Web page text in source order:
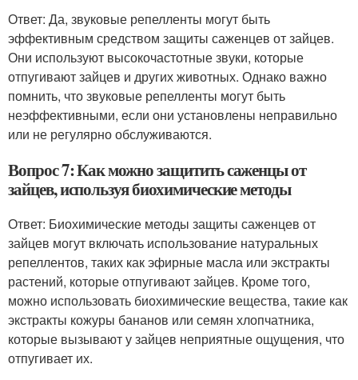
Ответ: Да, звуковые репелленты могут быть
эффективным средством защиты саженцев от зайцев.
Они используют высокочастотные звуки, которые
отпугивают зайцев и других животных. Однако важно
помнить, что звуковые репелленты могут быть
неэффективными, если они установлены неправильно
или не регулярно обслуживаются.
Вопрос 7: Как можно защитить саженцы от
зайцев, используя биохимические методы
Ответ: Биохимические методы защиты саженцев от
зайцев могут включать использование натуральных
репеллентов, таких как эфирные масла или экстракты
растений, которые отпугивают зайцев. Кроме того,
можно использовать биохимические вещества, такие как
экстракты кожуры бананов или семян хлопчатника,
которые вызывают у зайцев неприятные ощущения, что
отпугивает их.